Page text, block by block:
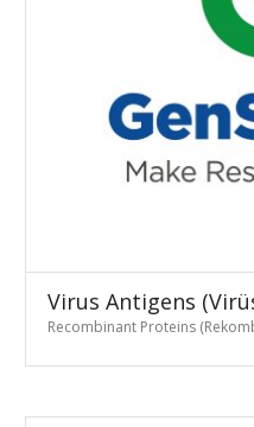
Virus Antigens
Recombinant Proteins